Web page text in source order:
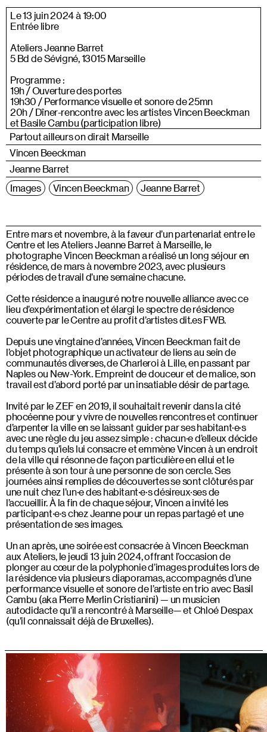
Le 13 juin 2024 à 19:00
Entrée libre
Ateliers Jeanne Barret
5 Bd de Sévigné, 13015 Marseille
Programme :
19h / Ouverture des portes
19h30 / Performance visuelle et sonore de 25mn
20h / Dîner-rencontre avec les artistes Vincen Beeckman
et Basile Cambu (participation libre)
Partout ailleurs on dirait Marseille
Vincen Beeckman
Jeanne Barret
Images
Vincen Beeckman Jeanne Barret
Entre mars et novembre, à la faveur d’un partenariat entre le
Centre et les Ateliers Jeanne Barret à Marseille, le
photographe Vincen Beeckman a réalisé un long séjour en
résidence, de mars à novembre 2023, avec plusieurs
périodes de travail d’une semaine chacune.
Cette résidence a inauguré notre nouvelle alliance avec ce
lieu d’expérimentation et élargi le spectre de résidence
couverte par le Centre au profit d’artistes dit.es FWB.
Depuis une vingtaine d’années, Vincen Beeckman fait de
l’objet photographique un activateur de liens au sein de
communautés diverses, de Charleroi à Lille, en passant par
Naples ou New-York. Empreint de douceur et de malice, son
travail est d’abord porté par un insatiable désir de partage.
Invité par le ZEF en 2019, il souhaitait revenir dans la cité
phocéenne pour y vivre de nouvelles rencontres et continuer
d’arpenter la ville en se laissant guider par ses habitant·e·s
avec une règle du jeu assez simple : chacun·e d’elleux décide
du temps qu’iels lui consacre et emmène Vincen à un endroit
de la ville qui résonne de façon particulière en ellui et le
présente à son tour à une personne de son cercle. Ses
journées ainsi remplies de découvertes se sont clôturés par
une nuit chez l’un·e des habitant·e·s désireux·ses de
l’accueillir. À la fin de chaque séjour, Vincen a invité les
participant·e·s chez Jeanne pour un repas partagé et une
présentation de ses images.
Un an après, une soirée est consacrée à Vincen Beeckman
aux Ateliers, le jeudi 13 juin 2024, offrant l’occasion de
plonger au cœur de la polyphonie d’images produites lors de
la résidence via plusieurs diaporamas, accompagnés d’une
performance visuelle et sonore de l’artiste en trio avec Basil
Cambu (aka Pierre Merlin Cristianini) — un musicien
autodidacte qu’il a rencontré à Marseille— et Chloé Despax
(qu’il connaissait déjà de Bruxelles).